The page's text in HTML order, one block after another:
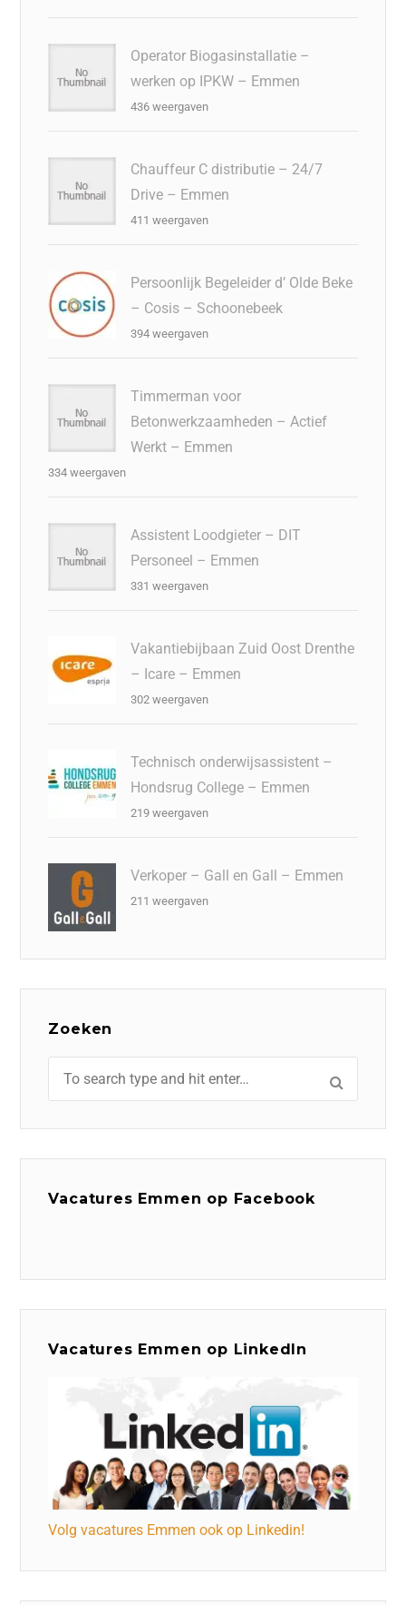
Operator Biogasinstallatie –
werken op IPKW – Emmen
436 weergaven
Chauffeur C distributie – 24/7
Drive – Emmen
411 weergaven
Persoonlijk Begeleider d’ Olde Beke
– Cosis – Schoonebeek
394 weergaven
Timmerman voor
Betonwerkzaamheden – Actief
Werkt – Emmen
334 weergaven
Assistent Loodgieter – DIT
Personeel – Emmen
331 weergaven
Vakantiebijbaan Zuid Oost Drenthe
– Icare – Emmen
302 weergaven
Technisch onderwijsassistent –
Hondsrug College – Emmen
219 weergaven
Verkoper – Gall en Gall – Emmen
211 weergaven
Zoeken
Vacatures Emmen op Facebook
Vacatures Emmen op LinkedIn
Volg vacatures Emmen ook op Linkedin!